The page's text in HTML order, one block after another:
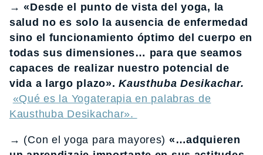
→ «Desde el punto de vista del yoga, la
salud no es solo la ausencia de enfermedad
sino el funcionamiento óptimo del cuerpo en
todas sus dimensiones… para que seamos
capaces de realizar nuestro potencial de
vida a largo plazo».Kausthuba Desikachar.
«Qué es la Yogaterapia en palabras de
Kausthuba Desikachar».
→ (Con el yoga para mayores) «…adquieren